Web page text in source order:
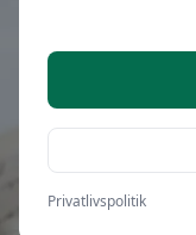
tegn
Privatlivspolitik